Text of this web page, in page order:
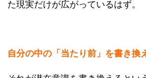
た現実だけが広がっているはず。
自分の中の「当たり前」を書き換